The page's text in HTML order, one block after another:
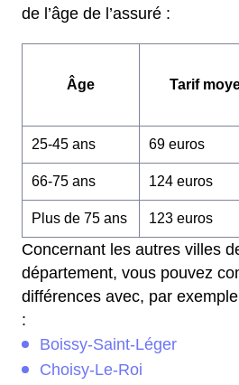
de l’âge de l’assuré :
Âge Tarif
25-45 ans 69 euros
66-75 ans 124 euros
Plus de 75 ans 123 euros
Concernant les autres villes
département, vous pouvez
différences avec, par
:
Boissy-Saint-Léger
Choisy-Le-Roi